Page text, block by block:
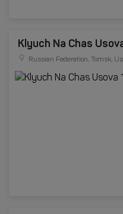
Klyuch Na Chas
Russian Federation, Tomsk,